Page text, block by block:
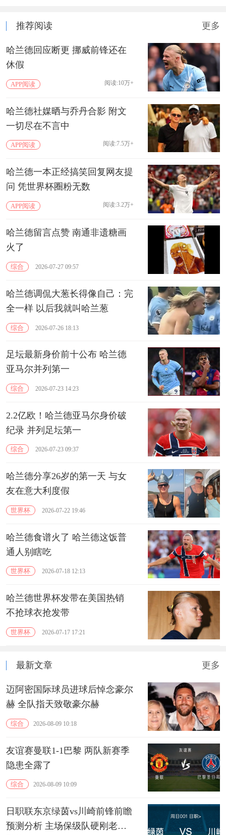
推荐阅读 更多
哈兰德回应断更 挪威前锋还在
休假
APP阅读 阅读:10万+
哈兰德社媒晒与乔丹合影 附文
一切尽在不言中
APP阅读 阅读:7.5万+
哈兰德一本正经搞笑回复网友提
问 凭世界杯圈粉无数
APP阅读 阅读:3.2万+
哈兰德留言点赞 南通非遗糖画
火了
综合 2026-07-27 09:57
哈兰德调侃大葱长得像自己：完
全一样 以后我就叫哈兰葱
综合 2026-07-26 18:13
足坛最新身价前十公布 哈兰德
亚马尔并列第一
综合 2026-07-23 14:23
2.2亿欧！哈兰德亚马尔身价破
纪录 并列足坛第一
综合 2026-07-23 09:37
哈兰德分享26岁的第一天 与女
友在意大利度假
世界杯 2026-07-22 19:46
哈兰德食谱火了 哈兰德这饭普
通人别瞎吃
世界杯 2026-07-18 12:13
哈兰德世界杯发带在美国热销
不抢球衣抢发带
世界杯 2026-07-17 17:21
最新文章 更多
迈阿密国际球员进球后悼念豪尔
赫 全队指天致敬豪尔赫
综合 2026-08-09 10:18
友谊赛曼联1-1巴黎 两队新赛季
隐患全露了
综合 2026-08-09 10:09
日职联东京绿茵vs川崎前锋前瞻
预测分析 主场保级队硬刚老牌